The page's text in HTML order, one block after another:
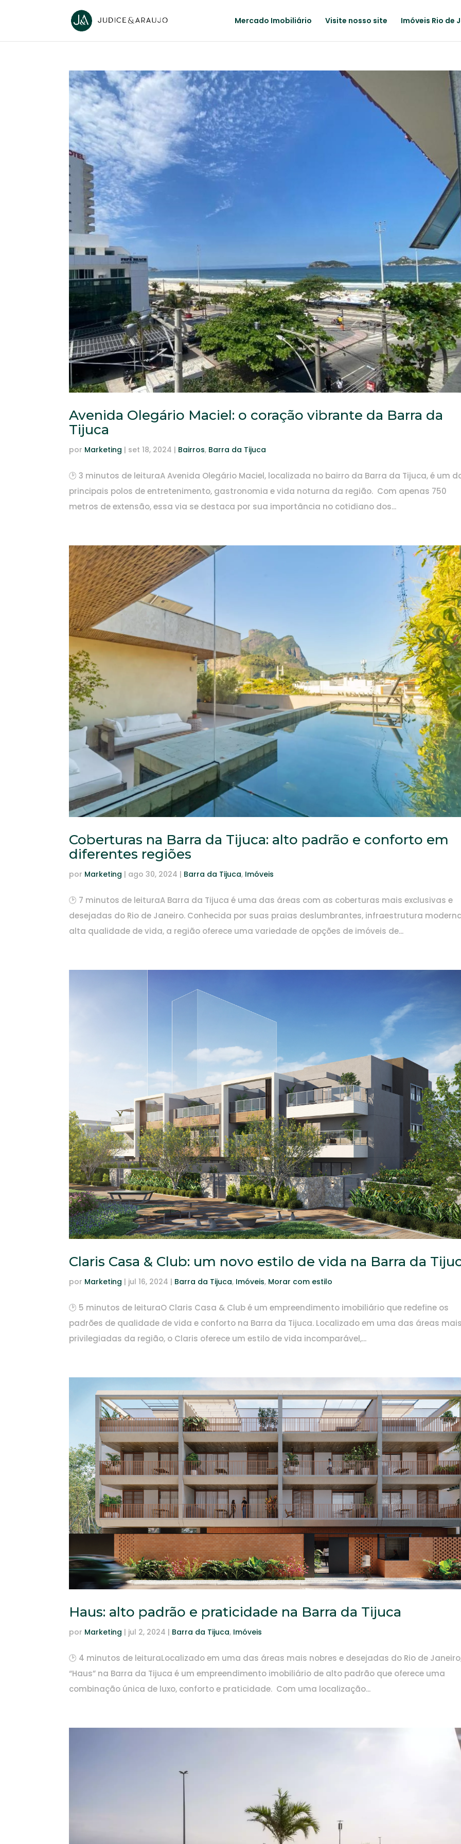
Mercado Imobiliário Visite nosso site Imóveis Rio de
Avenida Olegário Maciel: o coração vibrante da Barra da
Tijuca
por Marketing | set 18, 2024 | Bairros, Barra da Tijuca
🕑 3 minutos de leituraA Avenida Olegário Maciel, localizada no bairro da Barra da Tijuca, é um
principais polos de entretenimento, gastronomia e vida noturna da região. Com apenas 750
metros de extensão, essa via se destaca por sua importância no cotidiano dos...
Coberturas na Barra da Tijuca: alto padrão e conforto em
diferentes regiões
por Marketing | ago 30, 2024 | Barra da Tijuca, Imóveis
🕑 7 minutos de leituraA Barra da Tijuca é uma das áreas com as coberturas mais exclusivas e
desejadas do Rio de Janeiro. Conhecida por suas praias deslumbrantes, infraestrutura
alta qualidade de vida, a região oferece uma variedade de opções de imóveis de...
Claris Casa & Club: um novo estilo de vida na Barra da
por Marketing | jul 16, 2024 | Barra da Tijuca, Imóveis, Morar com estilo
🕑 5 minutos de leituraO Claris Casa & Club é um empreendimento imobiliário que redefine os
padrões de qualidade de vida e conforto na Barra da Tijuca. Localizado em uma das áreas
privilegiadas da região, o Claris oferece um estilo de vida incomparável,...
Haus: alto padrão e praticidade na Barra da Tijuca
por Marketing | jul 2, 2024 | Barra da Tijuca, Imóveis
🕑 4 minutos de leituraLocalizado em uma das áreas mais nobres e desejadas do Rio de
“Haus” na Barra da Tijuca é um empreendimento imobiliário de alto padrão que oferece uma
combinação única de luxo, conforto e praticidade. Com uma localização...